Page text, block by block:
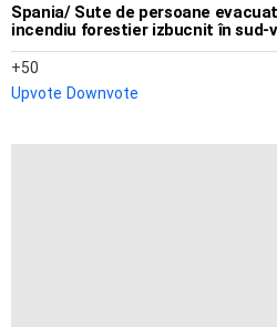
Spania/ Sute de persoane
incendiu forestier izbucnit în sud-
50
Upvote Downvote